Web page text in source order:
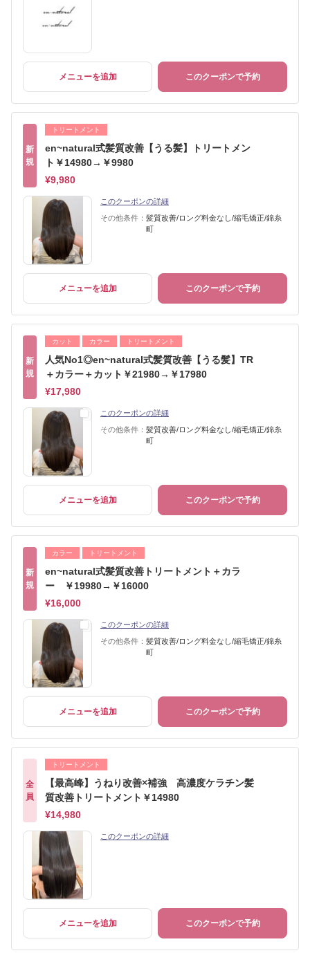
メニューを追加 このクーポンで予約
新
規
トリートメント
en~natural式髪質改善【うる髪】トリートメン
ト￥14980→￥9980
¥9,980
このクーポンの詳細
その他条件： 髪質改善/ロング料金なし/縮毛矯正/錦糸
町
メニューを追加 このクーポンで予約
新
規
カット カラー トリートメント
人気No1◎en~natural式髪質改善【うる髪】TR
＋カラー＋カット￥21980→￥17980
¥17,980
このクーポンの詳細
その他条件： 髪質改善/ロング料金なし/縮毛矯正/錦糸
町
メニューを追加 このクーポンで予約
新
規
カラー トリートメント
en~natural式髪質改善トリートメント＋カラ
ー ￥19980→￥16000
¥16,000
このクーポンの詳細
その他条件： 髪質改善/ロング料金なし/縮毛矯正/錦糸
町
メニューを追加 このクーポンで予約
全
員
トリートメント
【最高峰】うねり改善×補強 高濃度ケラチン髪
質改善トリートメント￥14980
¥14,980
このクーポンの詳細
メニューを追加 このクーポンで予約